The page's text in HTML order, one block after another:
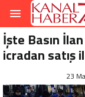
İşte Basın İlan
icradan satış
23